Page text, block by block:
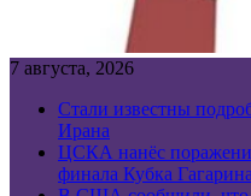
7 августа, 2026
Стали известны
Ирана
ЦСКА нанёс
финала Кубка